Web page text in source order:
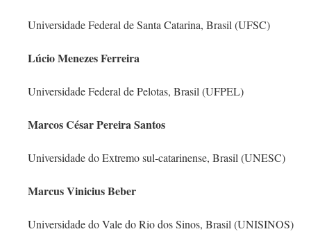
Universidade Federal de Santa Catarina, Brasil (UFSC)
Lúcio Menezes Ferreira
Universidade Federal de Pelotas, Brasil (UFPEL)
Marcos César Pereira Santos
Universidade do Extremo sul-catarinense, Brasil (UNESC)
Marcus Vinicius Beber
Universidade do Vale do Rio dos Sinos, Brasil (UNISINOS)